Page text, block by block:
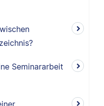
Seminararbeit